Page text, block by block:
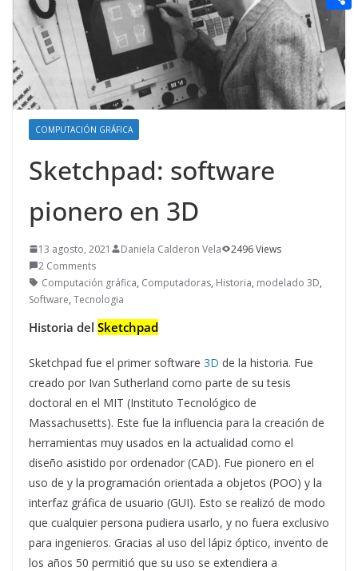
COMPUTACIÓN GRÁFICA
Sketchpad: software
pionero en 3D
13 agosto, 2021 Daniela Calderon Vela
2496 Views
2 Comments
Computación gráfica, Computadoras, Historia, modelado 3D,
Software, Tecnologia
Historia del Sketchpad
Sketchpad fue el primer software 3D de la historia. Fue
creado por Ivan Sutherland como parte de su tesis
doctoral en el MIT (Instituto Tecnológico de
Massachusetts). Este fue la influencia para la creación de
herramientas muy usados en la actualidad como el
diseño asistido por ordenador (CAD). Fue pionero en el
uso de y la programación orientada a objetos (POO) y la
interfaz gráfica de usuario (GUI). Esto se realizó de modo
que cualquier persona pudiera usarlo, y no fuera exclusivo
para ingenieros. Gracias al uso del lápiz óptico, invento de
los años 50 permitió que su uso se extendiera a
n
ge
r
r
s
a
e
i
C
o
p